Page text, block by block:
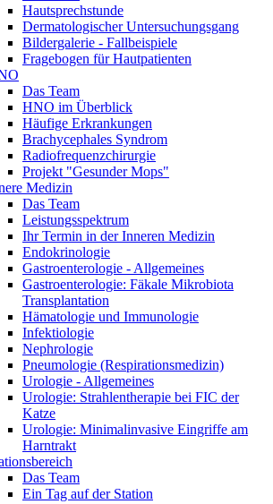
Hautsprechstunde
Dermatologischer Untersuchungsgang
Bildergalerie - Fallbeispiele
Fragebogen für Hautpatienten
Das Team
HNO im Überblick
Häufige Erkrankungen
Brachycephales Syndrom
Radiofrequenzchirurgie
Projekt "Gesunder Mops"
Medizin
Das Team
Leistungsspektrum
Ihr Termin in der Inneren Medizin
Endokrinologie
Gastroenterologie - Allgemeines
Gastroenterologie: Fäkale Mikrobiota
Transplantation
Hämatologie und Immunologie
Infektiologie
Nephrologie
Pneumologie (Respirationsmedizin)
Urologie - Allgemeines
Urologie: Strahlentherapie bei FIC der
Katze
Urologie: Minimalinvasive Eingriffe am
Harntrakt
Das Team
Ein Tag auf der Station